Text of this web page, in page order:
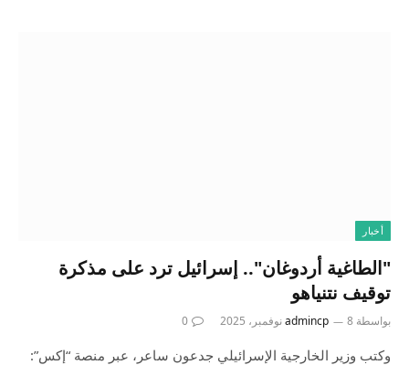
أخبار
"الطاغية أردوغان".. إسرائيل ترد على مذكرة
توقيف نتنياهو
بواسطة admincp 8 نوفمبر، 2025 0
وكتب وزير الخارجية الإسرائيلي جدعون ساعر، عبر منصة “إكس”: